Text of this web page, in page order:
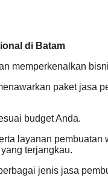
di Batam
memperkenalkan
paket jasa
budget Anda.
layanan
terjangkau.
jenis jasa